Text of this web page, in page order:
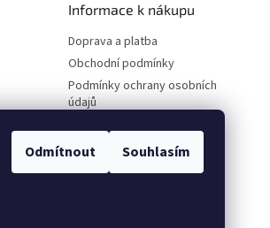
Odmítnout Souhlasím
Informace k nákupu
Doprava a platba
Obchodní podmínky
Podmínky ochrany osobních
údajů